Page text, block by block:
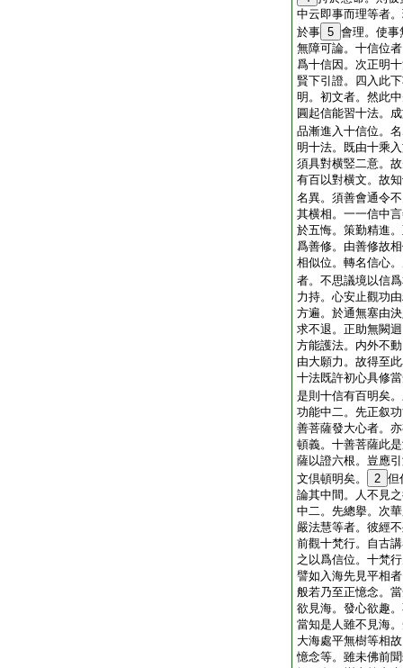
中云即事而理等者
於事 5 會理。使事
無障可論。十信位
爲十信因。次正明
賢下引證。四入此
明。初文者。然此
圓起信能習十法。
品漸進入十信位。
明十法。既由十乘
須具對横竪二意。
有百以對横文。故
名異。須善會通令
其横相。一一信中
於五悔。策勤精進
爲善修。由善修故
相似位。轉名信心
者。不思議境以信
力持。心安止觀功
方遍。於通無塞由
求不退。正助無闕
方能護法。内外不
由大願力。故得至
十法既許初心具修
是則十信有百明矣
功能中二。先正叙
善菩薩發大心者。
頓義。十善菩薩此
薩以證六根。豈應
文倶頓明矣。
2 但
論其中間。人不見
中二。先總擧。次
嚴法慧等者。彼經
前觀十梵行。自古
之以爲信位。十梵
譬如入海先見平相
般若乃至正憶念。
欲見海。發心欲趣
當知是人雖不見海
大海處平無樹等相
憶念等。雖未佛前